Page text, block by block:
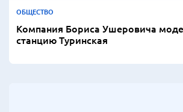
ОБЩЕСТВО
Компания Бориса Ушеровича
станцию Туринская